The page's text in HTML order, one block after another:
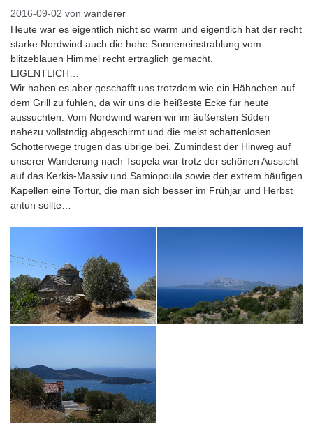
2016-09-02 von wanderer
Heute war es eigentlich nicht so warm und eigentlich hat der recht
starke Nordwind auch die hohe Sonneneinstrahlung vom
blitzeblauen Himmel recht erträglich gemacht.
EIGENTLICH…
Wir haben es aber geschafft uns trotzdem wie ein Hähnchen auf
dem Grill zu fühlen, da wir uns die heißeste Ecke für heute
aussuchten. Vom Nordwind waren wir im äußersten Süden
nahezu vollstndig abgeschirmt und die meist schattenlosen
Schotterwege trugen das übrige bei. Zumindest der Hinweg auf
unserer Wanderung nach Tsopela war trotz der schönen Aussicht
auf das Kerkis-Massiv und Samiopoula sowie der extrem häufigen
Kapellen eine Tortur, die man sich besser im Frühjar und Herbst
antun sollte…